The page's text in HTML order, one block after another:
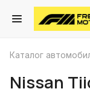
Каталог
Nissan